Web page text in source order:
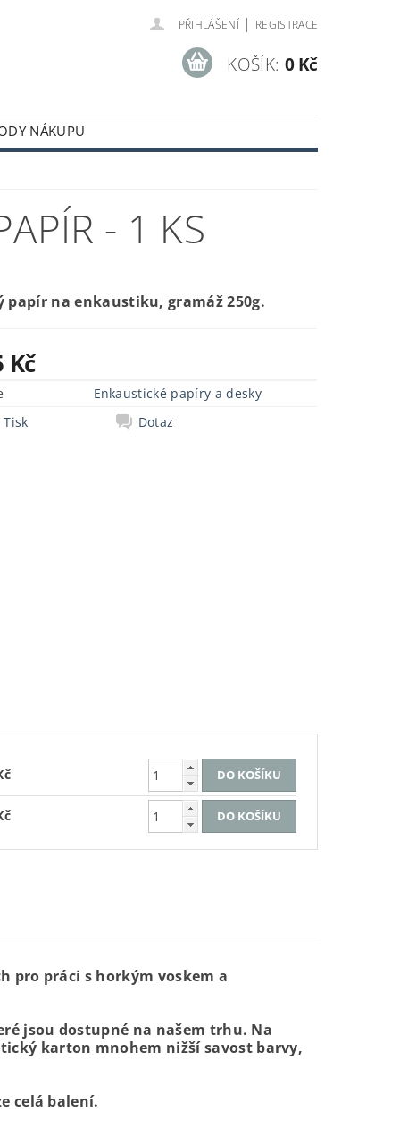
PŘIHLÁŠENÍ | REGISTRACE
KOŠÍK: 0 Kč
NÁKUPU
- 1 KS
papír na enkaustiku, gramáž 250g.
Kč
Enkaustické papíry a desky
Tisk
Dotaz
pro práci s horkým voskem a
jsou dostupné na našem trhu. Na
karton mnohem nižší savost barvy,
celá balení.